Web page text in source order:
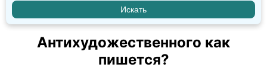
Антихудожественного как
пишется?